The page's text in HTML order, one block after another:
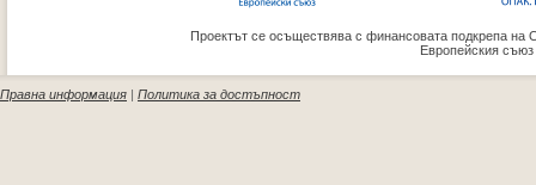
Проектът се осъществява с финансовата подкрепа на
Европейския
Правна информация | Политика за достъпност